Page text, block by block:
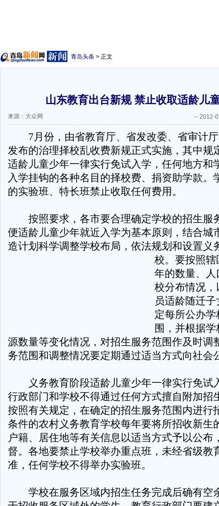
青岛头条 > 正文
山东教育出台新规 禁止收取适龄儿
来源：大众网 -- 2012-
7月份，由省教育厅、省发改委、省审计厅
发布的治理择校乱收费新规正式实施，其中规
适龄儿童少年一律实行免试入学，任何地方和
入学挂钩的各种名目的择校费、捐资助学款。
的实验班、特长班禁止收取任何费用。
按照要求，各市要合理确定学校的招生服
便适龄儿童少年就近入学为基本原则，结合城
造计划科学调整学校布局，依法规划和设置义
校。要按照
年的数量、
校分布情况
员适龄随迁
定每所公办
围，并根据
源数量等变化情况，对招生服务范围作及时调
务范围和调整情况要定期通过适当方式向社会
义务教育阶段适龄儿童少年一律实行免试
行政部门和学校不得通过任何方式擅自附加招
按照有关规定，在确定的招生服务范围内进行
条件的农村义务教育学校每年要将所招收新生
户籍、居住地等有关信息以适当方式予以公布
督。各地要禁止学校举办重点班，未经省级教
准，任何学校不得举办实验班。
学校在服务区域内招生任务完成后确有空